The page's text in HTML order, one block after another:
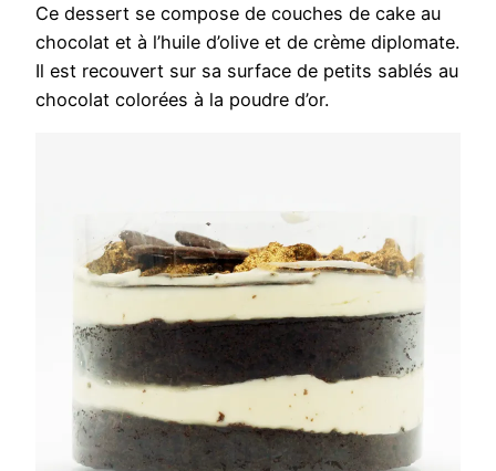
Ce dessert se compose de couches de cake au
chocolat et à l’huile d’olive et de crème diplomate.
Il est recouvert sur sa surface de petits sablés au
chocolat colorées à la poudre d’or.